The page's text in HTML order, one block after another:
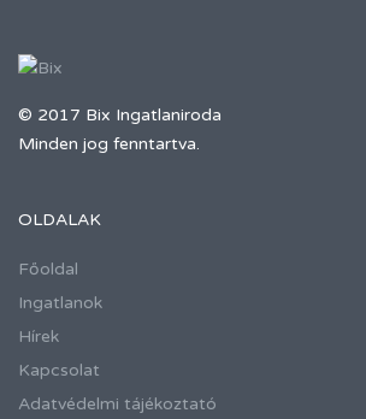
© 2017 Bix Ingatlaniroda
Minden jog fenntartva.
OLDALAK
Főoldal
Ingatlanok
Hírek
Kapcsolat
Adatvédelmi tájékoztató